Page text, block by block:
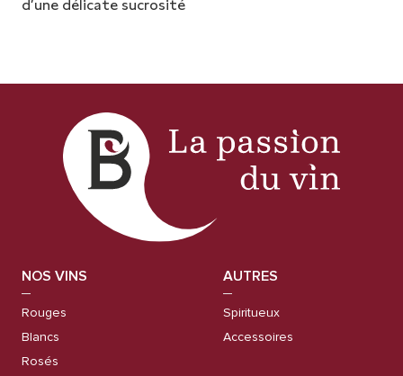
d’une délicate sucrosité
NOS VINS
Rouges
Blancs
Rosés
AUTRES
Spiritueux
Accessoires